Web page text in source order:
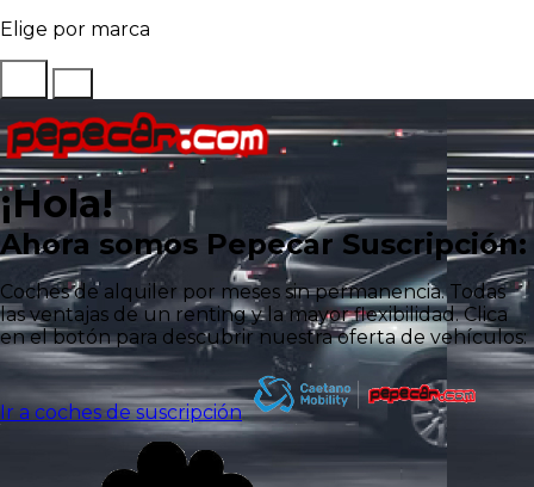
Elige por marca
¡Hola!
Ahora somos Pepecar Suscripción:
Coches de alquiler por meses sin permanencia. Todas
las ventajas de un renting y la mayor flexibilidad. Clica
en el botón para descubrir nuestra oferta de vehículos:
Ir a coches de suscripción